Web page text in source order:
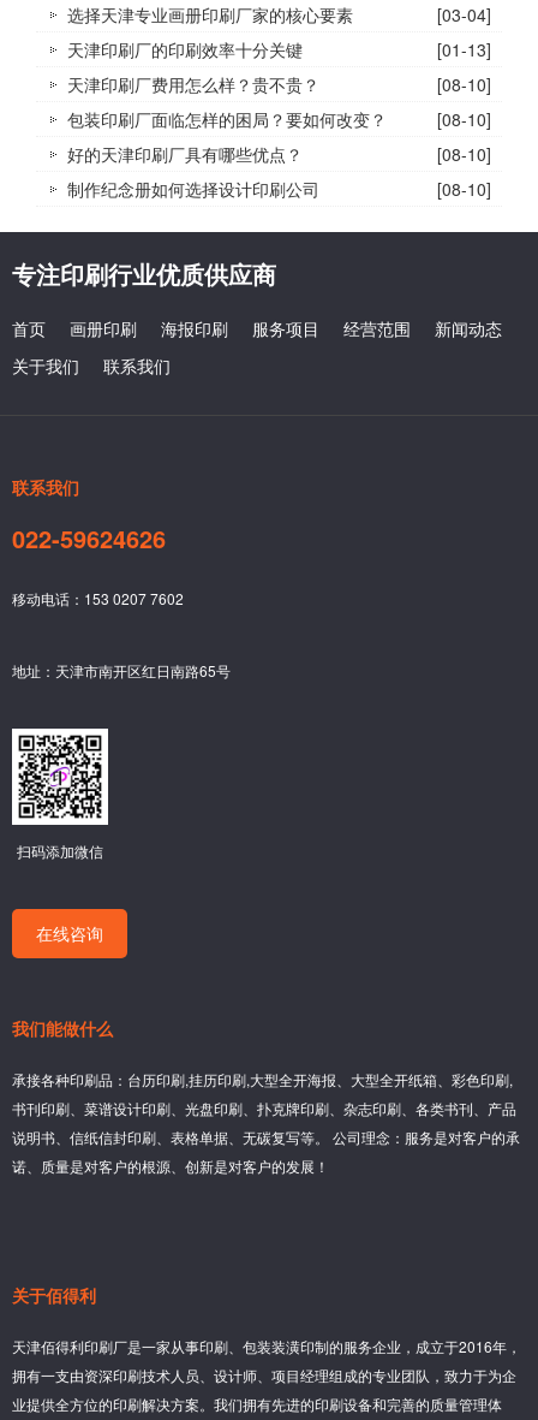
选择天津专业画册印刷厂家的核心要素
[03-04]
天津印刷厂的印刷效率十分关键
[01-13]
天津印刷厂费用怎么样？贵不贵？
[08-10]
包装印刷厂面临怎样的困局？要如何改变？
[08-10]
好的天津印刷厂具有哪些优点？
[08-10]
制作纪念册如何选择设计印刷公司
[08-10]
专注印刷行业优质供应商
首页 画册印刷 海报印刷 服务项目 经营范围
新闻动态
关于我们
联系我们
联系我们
022-59624626
移动电话：153 0207 7602
地址：天津市南开区红日南路65号
扫码添加微信
在线咨询
我们能做什么
承接各种印刷品：台历印刷,挂历印刷,大型全开海报、大型全开纸箱、彩色印刷,
书刊印刷、菜谱设计印刷、光盘印刷、扑克牌印刷、杂志印刷、各类书刊、产品
说明书、信纸信封印刷、表格单据、无碳复写等。 公司理念：服务是对客户的承
诺、质量是对客户的根源、创新是对客户的发展！
关于佰得利
天津佰得利印刷厂是一家从事印刷、包装装潢印制的服务企业，成立于2016年，
拥有一支由资深印刷技术人员、设计师、项目经理组成的专业团队，致力于为企
业提供全方位的印刷解决方案。我们拥有先进的印刷设备和完善的质量管理体